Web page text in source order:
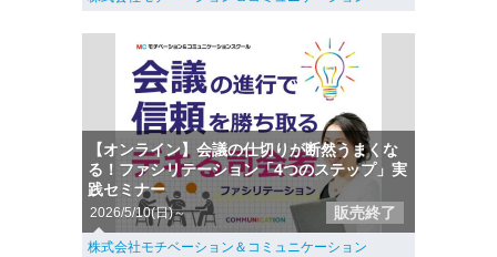
【オンライン】会議の仕切りが断然うまくな
る！ファシリテーション「4つのステップ」実
践セミナー
2026/5/10(日)～ 販売終了
株式会社モチベーション＆コミュニケーション